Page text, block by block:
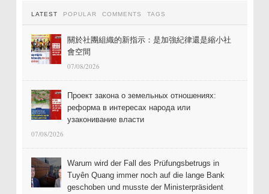
LATEST POPULAR COMMENTS TAGS
關於社團組織的新指示：是加強紀律還是縮小社
會空間
07/08/2026
Проект закона о земельных отношениях:
реформа в интересах народа или
узаконивание власти
07/08/2026
Warum wird der Fall des Prüfungsbetrugs in
Tuyên Quang immer noch auf die lange Bank
geschoben und musste der Ministerpräsident